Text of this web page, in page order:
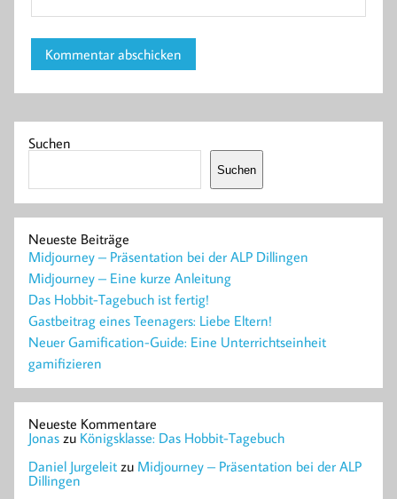
Suchen
Suchen
Neueste Beiträge
Midjourney – Präsentation bei der ALP Dillingen
Midjourney – Eine kurze Anleitung
Das Hobbit-Tagebuch ist fertig!
Gastbeitrag eines Teenagers: Liebe Eltern!
Neuer Gamification-Guide: Eine Unterrichtseinheit
gamifizieren
Neueste Kommentare
Jonas zu Königsklasse: Das Hobbit-Tagebuch
Daniel Jurgeleit zu Midjourney – Präsentation bei der ALP
Dillingen